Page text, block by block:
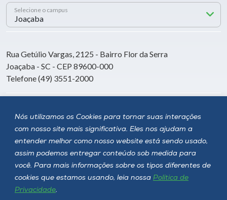
Nós utilizamos os Cookies para tornar suas interações
com nosso site mais significativa. Eles nos ajudam a
entender melhor como nosso website está sendo usado,
assim podemos entregar conteúdo sob medida para
você. Para mais informações sobre os tipos diferentes de
cookies que estamos usando, leia nossa Política de
Privacidade.
Selecione o campus
Rua Getúlio Vargas, 2125 - Bairro Flor da Serra
Joaçaba - SC - CEP 89600-000
Telefone (49) 3551-2000
Siga a Unoesc